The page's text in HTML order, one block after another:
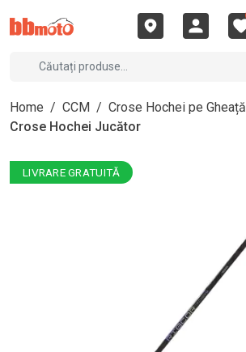
Home / CCM / Crose Hochei pe Gheață
Crose Hochei Jucător
LIVRARE GRATUITĂ